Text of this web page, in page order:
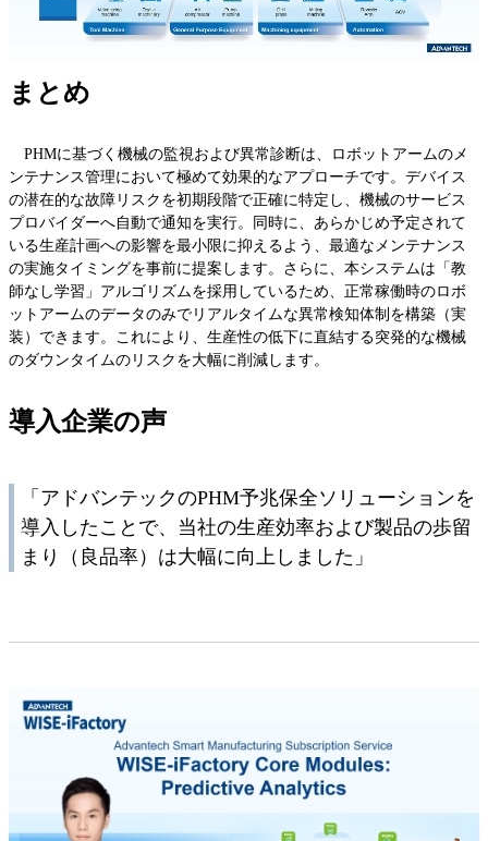
まとめ
PHMに基づく機械の監視および異常診断は、ロボットアームのメ
ンテナンス管理において極めて効果的なアプローチです。デバイス
の潜在的な故障リスクを初期段階で正確に特定し、機械のサービス
プロバイダーへ自動で通知を実行。同時に、あらかじめ予定されて
いる生産計画への影響を最小限に抑えるよう、最適なメンテナンス
の実施タイミングを事前に提案します。さらに、本システムは「教
師なし学習」アルゴリズムを採用しているため、正常稼働時のロボ
ットアームのデータのみでリアルタイムな異常検知体制を構築（実
装）できます。これにより、生産性の低下に直結する突発的な機械
のダウンタイムのリスクを大幅に削減します。
導入企業の声
「アドバンテックのPHM予兆保全ソリューションを
導入したことで、当社の生産効率および製品の歩留
まり（良品率）は大幅に向上しました」